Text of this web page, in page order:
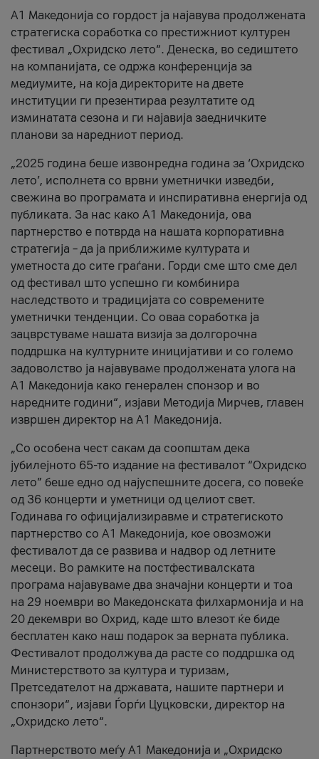
A1 Македонија со гордост ја најавува продолжената
стратегиска соработка со престижниот културен
фестивал „Охридско лето“. Денеска, во седиштето
на компанијата, се одржа конференција за
медиумите, на која директорите на двете
институции ги презентираа резултатите од
изминатата сезона и ги најавија заедничките
планови за наредниот период.
„2025 година беше извонредна година за ‘Охридско
лето’, исполнета со врвни уметнички изведби,
свежина во програмата и инспиративна енергија од
публиката. За нас како A1 Македонија, ова
партнерство е потврда на нашата корпоративна
стратегија – да ја приближиме културата и
уметноста до сите граѓани. Горди сме што сме дел
од фестивал што успешно ги комбинира
наследството и традицијата со современите
уметнички тенденции. Со оваа соработка ја
зацврстуваме нашата визија за долгорочна
поддршка на културните иницијативи и со големо
задоволство ја најавуваме продолжената улога на
A1 Македонија како генерален спонзор и во
наредните години“, изјави Методија Мирчев, главен
извршен директор на A1 Македонија.
„Со особена чест сакам да соопштам дека
јубилејното 65-то издание на фестивалот “Охридско
лето” беше едно од најуспешните досега, со повеќе
од 36 концерти и уметници од целиот свет.
Годинава го официјализиравме и стратегиското
партнерство со А1 Македонија, кое овозможи
фестивалот да се развива и надвор од летните
месеци. Во рамките на постфестивалската
програма најавуваме два значајни концерти и тоа
на 29 ноември во Македонската филхармонија и на
20 декември во Охрид, каде што влезот ќе биде
бесплатен како наш подарок за верната публика.
Фестивалот продолжува да расте со поддршка од
Министерството за култура и туризам,
Претседателот на државата, нашите партнери и
спонзори“, изјави Ѓорѓи Цуцковски, директор на
„Охридско лето“.
Партнерството меѓу A1 Македонија и „Охридско